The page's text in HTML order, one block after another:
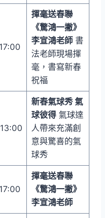
揮毫送春聯
《驚鴻一撇》
李宣鴻老師書
法老師現場揮
毫，書寫新春
祝福
新春氣球秀 氣
球彼得氣球達
人帶來充滿創
意與驚喜的氣
球秀
揮毫送春聯
《驚鴻一撇》
李宣鴻老師